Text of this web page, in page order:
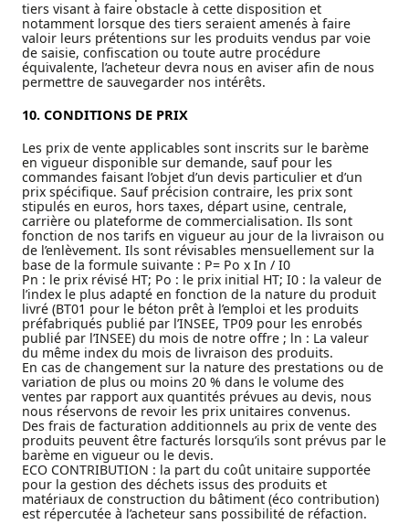
tiers visant à faire obstacle à cette disposition et
notamment lorsque des tiers seraient amenés à faire
valoir leurs prétentions sur les produits vendus par voie
de saisie, confiscation ou toute autre procédure
équivalente, l’acheteur devra nous en aviser afin de nous
permettre de sauvegarder nos intérêts.
10. CONDITIONS DE PRIX
Les prix de vente applicables sont inscrits sur le barème
en vigueur disponible sur demande, sauf pour les
commandes faisant l’objet d’un devis particulier et d’un
prix spécifique. Sauf précision contraire, les prix sont
stipulés en euros, hors taxes, départ usine, centrale,
carrière ou plateforme de commercialisation. Ils sont
fonction de nos tarifs en vigueur au jour de la livraison ou
de l’enlèvement. Ils sont révisables mensuellement sur la
base de la formule suivante : P= Po x In / I0
Pn : le prix révisé HT; Po : le prix initial HT; I0 : la valeur de
l’index le plus adapté en fonction de la nature du produit
livré (BT01 pour le béton prêt à l’emploi et les produits
préfabriqués publié par l’INSEE, TP09 pour les enrobés
publié par l’INSEE) du mois de notre offre ; ln : La valeur
du même index du mois de livraison des produits.
En cas de changement sur la nature des prestations ou de
variation de plus ou moins 20 % dans le volume des
ventes par rapport aux quantités prévues au devis, nous
nous réservons de revoir les prix unitaires convenus.
Des frais de facturation additionnels au prix de vente des
produits peuvent être facturés lorsqu’ils sont prévus par le
barème en vigueur ou le devis.
ECO CONTRIBUTION : la part du coût unitaire supportée
pour la gestion des déchets issus des produits et
matériaux de construction du bâtiment (éco contribution)
est répercutée à l’acheteur sans possibilité de réfaction.